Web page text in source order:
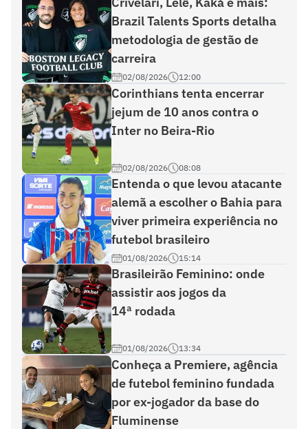
Brazil Talents Sports detalha
metodologia de gestão de
carreira
02/08/2026 12:00
Corinthians tenta encerrar
jejum de 10 anos contra o
Inter no Beira-Rio
02/08/2026 08:08
Entenda o que levou atacante
alemã a escolher o Bahia para
viver primeira experiência no
futebol brasileiro
01/08/2026 15:14
Brasileirão Feminino: onde
assistir aos jogos da
14ª rodada
01/08/2026 13:34
Conheça a Premiere, agência
de futebol feminino fundada
por ex-jogador da base do
Fluminense